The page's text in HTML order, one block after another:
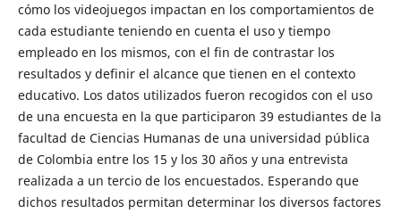
cómo los videojuegos impactan en los comportamientos de
cada estudiante teniendo en cuenta el uso y tiempo
empleado en los mismos, con el fin de contrastar los
resultados y definir el alcance que tienen en el contexto
educativo. Los datos utilizados fueron recogidos con el uso
de una encuesta en la que participaron 39 estudiantes de la
facultad de Ciencias Humanas de una universidad pública
de Colombia entre los 15 y los 30 años y una entrevista
realizada a un tercio de los encuestados. Esperando que
dichos resultados permitan determinar los diversos factores